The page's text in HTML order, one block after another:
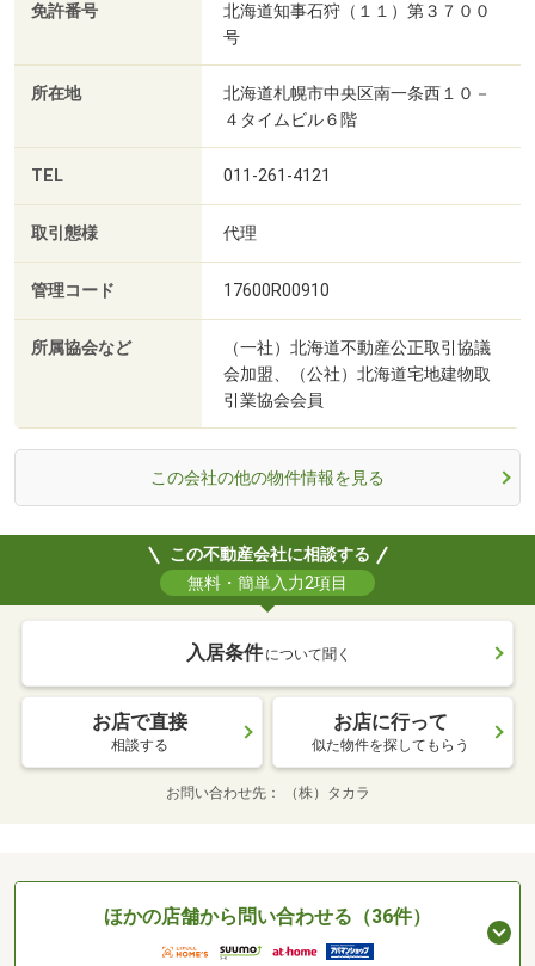
免許番号
北海道知事石狩（１１）第３７００
号
所在地
北海道札幌市中央区南一条西１０－
４タイムビル６階
TEL 011-261-4121
取引態様 代理
管理コード 17600R00910
所属協会など
（一社）北海道不動産公正取引協議
会加盟、（公社）北海道宅地建物取
引業協会会員
この会社の他の物件情報を見る
この不動産会社に相談する
無料・簡単入力2項目
入居条件 について聞く
お店で直接
相談する
お店に行って
似た物件を探してもらう
お問い合わせ先 （株）タカラ
ほかの店舗から問い合わせる（36件）